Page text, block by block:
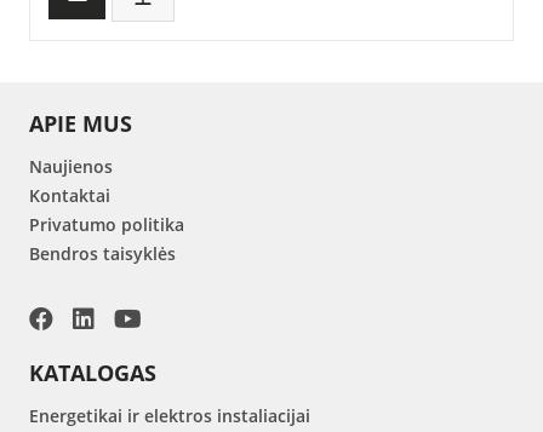
APIE MUS
Naujienos
Kontaktai
Privatumo politika
Bendros taisyklės
KATALOGAS
Energetikai ir elektros instaliacijai